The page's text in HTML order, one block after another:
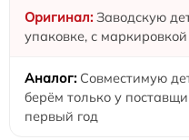
Заводскую
упаковке, с
Совместимую
берём только у
первый год